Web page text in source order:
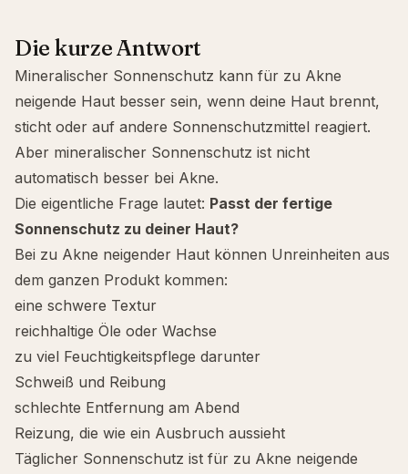
Die kurze Antwort
Mineralischer Sonnenschutz kann für zu Akne
neigende Haut besser sein, wenn deine Haut brennt,
sticht oder auf andere Sonnenschutzmittel reagiert.
Aber mineralischer Sonnenschutz ist nicht
automatisch besser bei Akne.
Die eigentliche Frage lautet: Passt der fertige
Sonnenschutz zu deiner Haut?
Bei zu Akne neigender Haut können Unreinheiten aus
dem ganzen Produkt kommen:
eine schwere Textur
reichhaltige Öle oder Wachse
zu viel Feuchtigkeitspflege darunter
Schweiß und Reibung
schlechte Entfernung am Abend
Reizung, die wie ein Ausbruch aussieht
Täglicher Sonnenschutz ist für zu Akne neigende